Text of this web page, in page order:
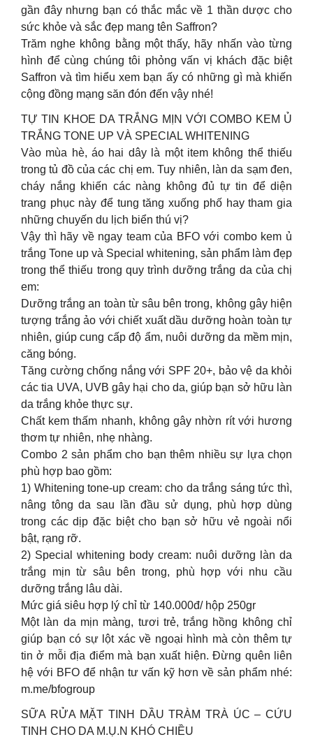
gần đây nhưng bạn có thắc mắc về 1 thần dược cho
sức khỏe và sắc đẹp mang tên Saffron?
Trăm nghe không bằng một thấy, hãy nhấn vào từng
hình để cùng chúng tôi phỏng vấn vị khách đặc biệt
Saffron và tìm hiểu xem bạn ấy có những gì mà khiến
cộng đồng mạng săn đón đến vậy nhé!
TỰ TIN KHOE DA TRẮNG MỊN VỚI COMBO KEM Ủ
TRẮNG TONE UP VÀ SPECIAL WHITENING
Vào mùa hè, áo hai dây là một item không thể thiếu
trong tủ đồ của các chị em. Tuy nhiên, làn da sạm đen,
cháy nắng khiến các nàng không đủ tự tin để diện
trang phục này để tung tăng xuống phố hay tham gia
những chuyến du lịch biển thú vị?
Vậy thì hãy về ngay team của BFO với combo kem ủ
trắng Tone up và Special whitening, sản phẩm làm đẹp
trong thể thiếu trong quy trình dưỡng trắng da của chị
em:
Dưỡng trắng an toàn từ sâu bên trong, không gây hiện
tượng trắng ảo với chiết xuất dầu dưỡng hoàn toàn tự
nhiên, giúp cung cấp độ ẩm, nuôi dưỡng da mềm mịn,
căng bóng.
Tăng cường chống nắng với SPF 20+, bảo vệ da khỏi
các tia UVA, UVB gây hại cho da, giúp bạn sở hữu làn
da trắng khỏe thực sự.
Chất kem thấm nhanh, không gây nhờn rít với hương
thơm tự nhiên, nhẹ nhàng.
Combo 2 sản phẩm cho bạn thêm nhiều sự lựa chọn
phù hợp bao gồm:
1) Whitening tone-up cream: cho da trắng sáng tức thì,
nâng tông da sau lần đầu sử dụng, phù hợp dùng
trong các dịp đặc biệt cho bạn sở hữu vẻ ngoài nổi
bật, rạng rỡ.
2) Special whitening body cream: nuôi dưỡng làn da
trắng mịn từ sâu bên trong, phù hợp với nhu cầu
dưỡng trắng lâu dài.
Mức giá siêu hợp lý chỉ từ 140.000đ/ hộp 250gr
Một làn da mịn màng, tươi trẻ, trắng hồng không chỉ
giúp bạn có sự lột xác về ngoại hình mà còn thêm tự
tin ở mỗi địa điểm mà bạn xuất hiện. Đừng quên liên
hệ với BFO để nhận tư vấn kỹ hơn về sản phẩm nhé:
m.me/bfogroup
SỮA RỬA MẶT TINH DẦU TRÀM TRÀ ÚC – CỨU
TINH CHO DA M.Ụ.N KHÓ CHIỀU